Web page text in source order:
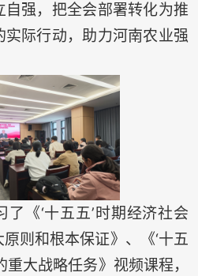
强，把全会部署转化为推
际行动，助力河南农业强
《‘十五五’时期经济社会
则和根本保证》、《‘十五
重大战略任务》视频课程，